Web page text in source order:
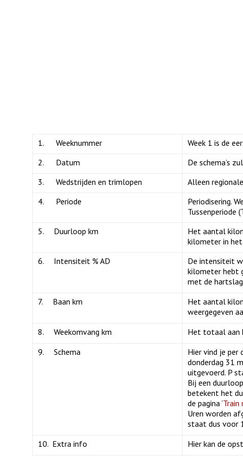
1. Weeknummer
Week 1 is de
2. Datum
De schema’s
3. Wedstrijden en trimlopen
Alleen
4. Periode
Periodisering.
Tussenperiode
5. Duurloop km
Het aantal
kilometer in
6. Intensiteit % AD
De intensiteit
kilometer hebt
met de
7. Baan km
Het aantal
weergegeven
8. Weekomvang km
Het totaal aan
9. Schema
Hier vind je
donderdag 31
uitgevoerd. P
Bij een
betekent het
de pagina ‘
Uren worden
staat dus voor
10. Extra info
Hier kan de